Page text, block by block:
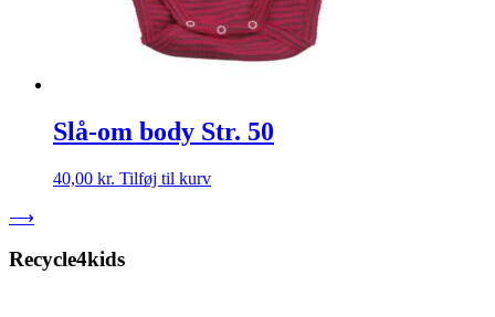
Slå-om body Str. 50
40,00 kr. Tilføj til kurv
⟶
Recycle4kids